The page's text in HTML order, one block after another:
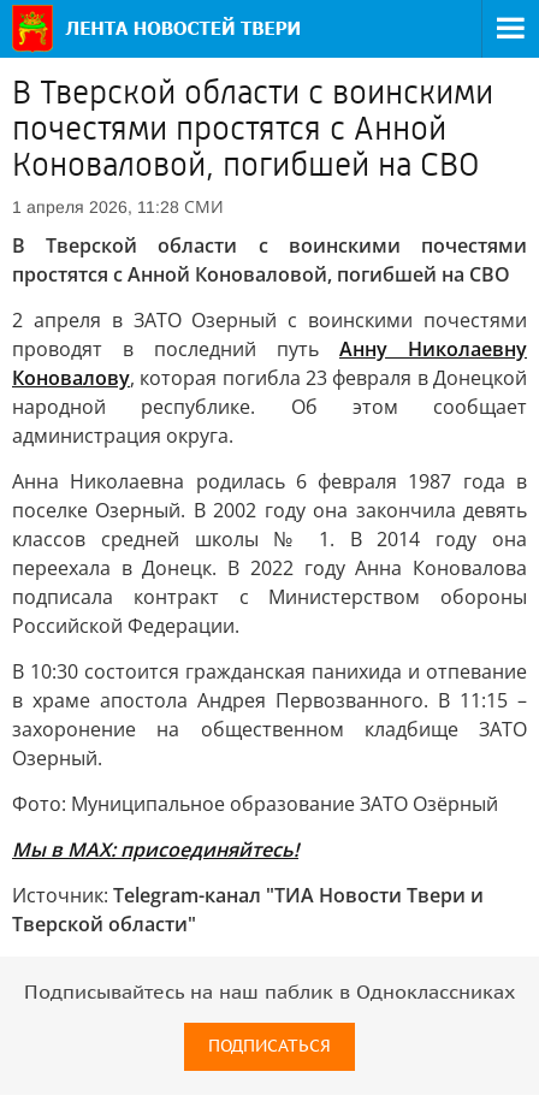
В Тверской области с воинскими
почестями простятся с Анной
Коноваловой, погибшей на СВО
1 апреля 2026, 11:28 СМИ
В Тверской области с воинскими почестями
простятся с Анной Коноваловой, погибшей на СВО
2 апреля в ЗАТО Озерный с воинскими почестями
проводят в последний путь Анну Николаевну
Коновалову, которая погибла 23 февраля в Донецкой
народной республике. Об этом сообщает
администрация округа.
Анна Николаевна родилась 6 февраля 1987 года в
поселке Озерный. В 2002 году она закончила девять
классов средней школы № 1. В 2014 году она
переехала в Донецк. В 2022 году Анна Коновалова
подписала контракт с Министерством обороны
Российской Федерации.
В 10:30 состоится гражданская панихида и отпевание
в храме апостола Андрея Первозванного. В 11:15 –
захоронение на общественном кладбище ЗАТО
Озерный.
Фото: Муниципальное образование ЗАТО Озёрный
Мы в MAX: присоединяйтесь!
Источник: Telegram-канал "ТИА Новости Твери и
Тверской области"
Подписывайтесь на наш паблик в Одноклассниках
ПОДПИСАТЬСЯ